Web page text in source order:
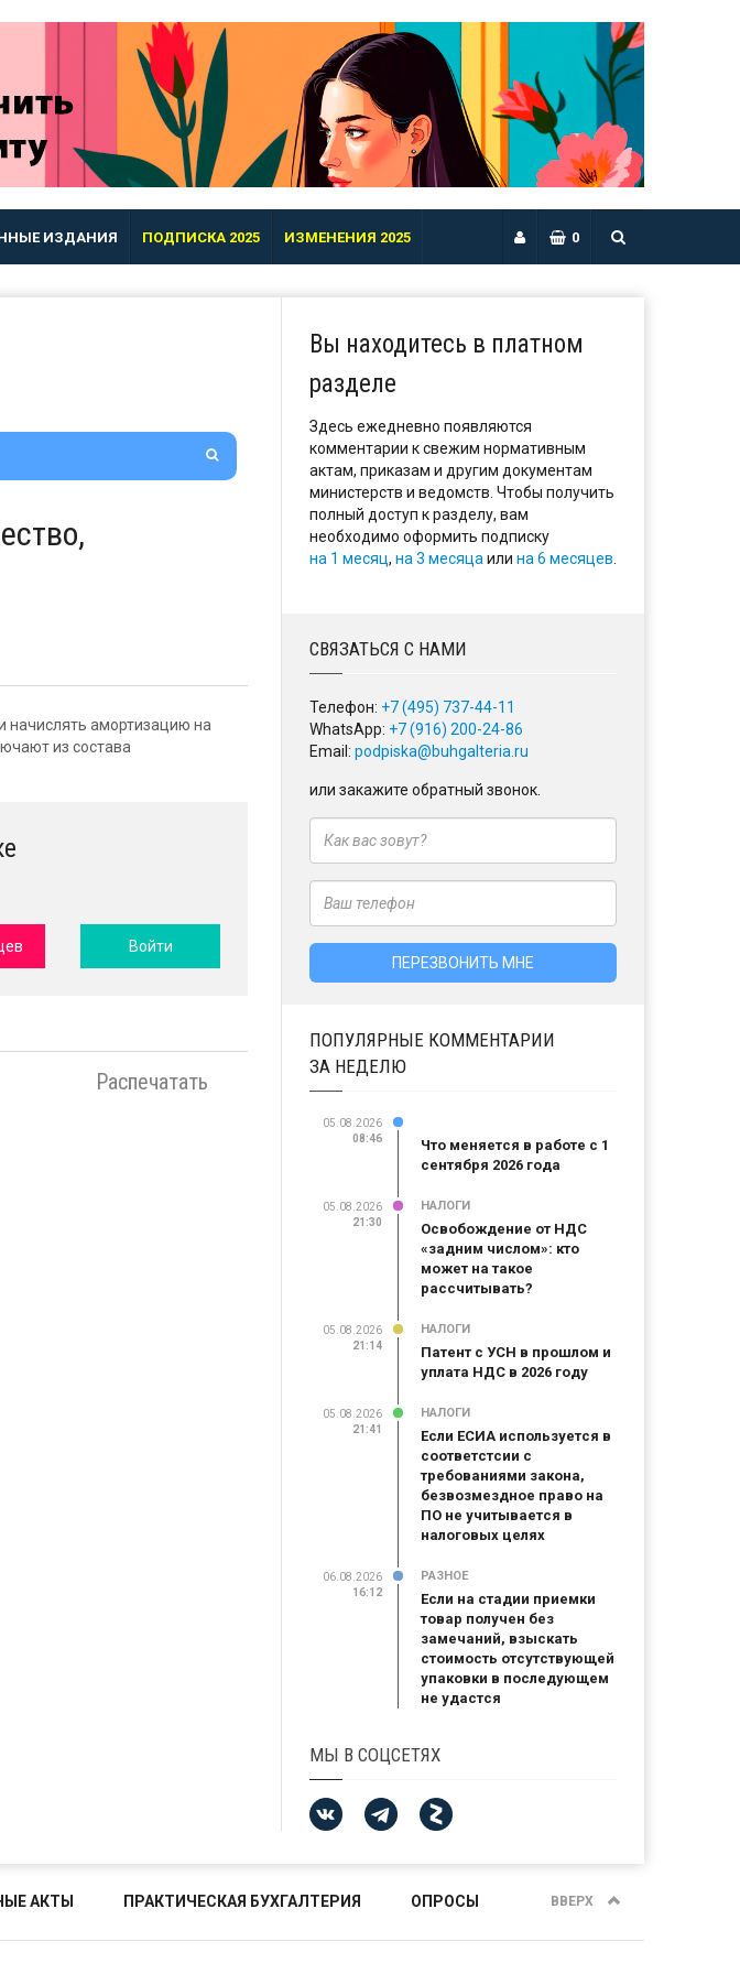
ИЗДАНИЯ ПОДПИСКА 2025 ИЗМЕНЕНИЯ 2025 0
начислять амортизацию на
из состава
Войти
Распечатать
Вы находитесь в платном
разделе
Здесь ежедневно появляются
комментарии к свежим нормативным
актам, приказам и другим документам
министерств и ведомств. Чтобы получить
полный доступ к разделу, вам
необходимо оформить подписку
на 1 месяц, на 3 месяца или на 6 месяцев
СВЯЗАТЬСЯ С НАМИ
Телефон: +7 (495) 737-44-11
WhatsApp: +7 (916) 200-24-86
Email: podpiska@buhgalteria.ru
или закажите обратный звонок.
ПОПУЛЯРНЫЕ КОММЕНТАРИИ
ЗА НЕДЕЛЮ
05.08.2026
08:46
Что меняется в работе с 1
сентября 2026 года
05.08.2026
21:30
НАЛОГИ
Освобождение от НДС
«задним числом»: кто
может на такое
рассчитывать?
05.08.2026
21:14
НАЛОГИ
Патент с УСН в прошлом и
уплата НДС в 2026 году
05.08.2026
21:41
НАЛОГИ
Если ЕСИА используется в
соответстсии с
требованиями закона,
безвозмездное право на
ПО не учитывается в
налоговых целях
06.08.2026
16:12
РАЗНОЕ
Если на стадии приемки
товар получен без
замечаний, взыскать
стоимость отсутствующей
упаковки в последующем
не удастся
МЫ В СОЦСЕТЯХ
АКТЫ ПРАКТИЧЕСКАЯ БУХГАЛТЕРИЯ ОПРОСЫ ВВЕРХ